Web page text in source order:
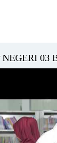
NEGERI 03